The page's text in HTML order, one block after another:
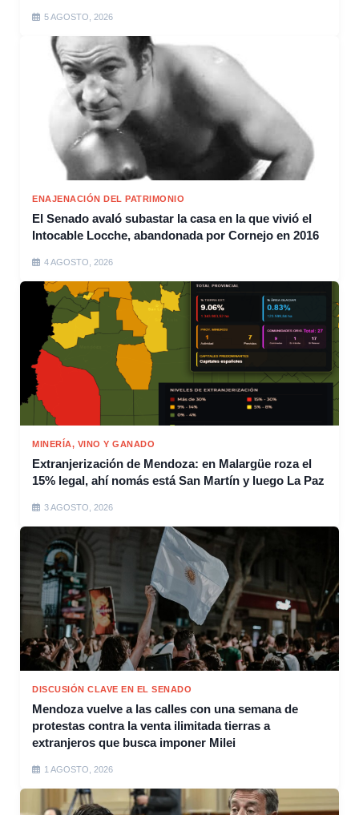
5 AGOSTO, 2026
ENAJENACIÓN DEL PATRIMONIO
El Senado avaló subastar la casa en la que vivió el
Intocable Locche, abandonada por Cornejo en 2016
4 AGOSTO, 2026
MINERÍA, VINO Y GANADO
Extranjerización de Mendoza: en Malargüe roza el
15% legal, ahí nomás está San Martín y luego La Paz
3 AGOSTO, 2026
DISCUSIÓN CLAVE EN EL SENADO
Mendoza vuelve a las calles con una semana de
protestas contra la venta ilimitada tierras a
extranjeros que busca imponer Milei
1 AGOSTO, 2026